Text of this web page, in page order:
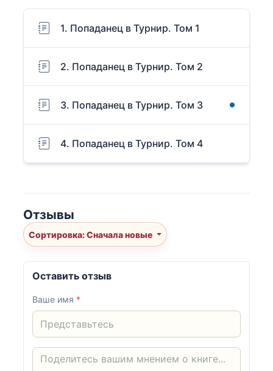
1. Попаданец в Турнир. Том 1
2. Попаданец в Турнир. Том 2
3. Попаданец в Турнир. Том 3
4. Попаданец в Турнир. Том 4
Отзывы
Сортировка: Сначала новые
Оставить отзыв
Ваше имя *